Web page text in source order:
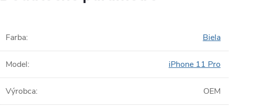
Farba: Biela
Model: iPhone 11 Pro
Výrobca: OEM